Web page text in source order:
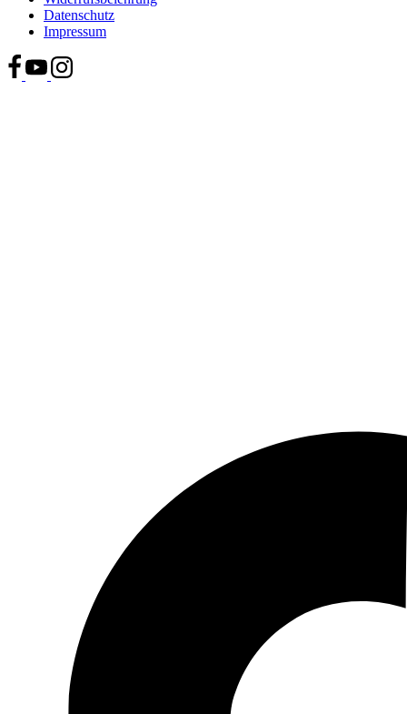
Datenschutz
Impressum